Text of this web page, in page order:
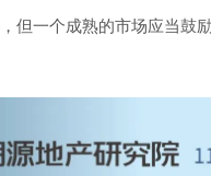
但一个成熟的市场应当